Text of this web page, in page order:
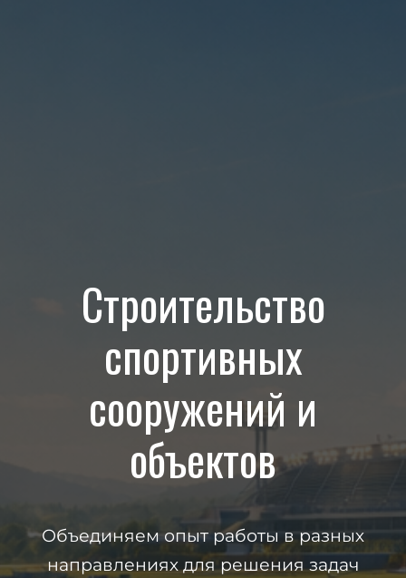
Строительство
спортивных
сооружений и
объектов
Объединяем опыт работы в разных
направлениях для решения задач